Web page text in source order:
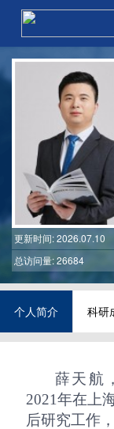
更新时间: 2026.07.10
总访问量: 26684
个人简介 科研
薛天航
2021年在上
后研究工作